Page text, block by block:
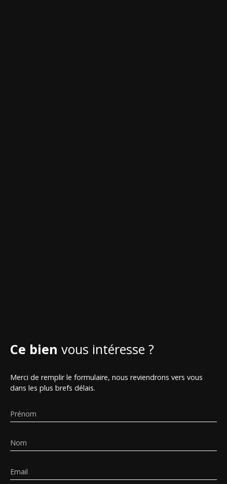
Ce bien vous intéresse ?
Merci de remplir le formulaire, nous reviendrons vers vous
dans les plus brefs délais.
Prénom
Nom
Email